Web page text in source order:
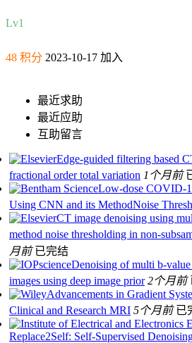
Lv1
48 积分 2023-10-17 加入
最近求助
最近应助
互助留言
Edge-guided filtering based
fractional order total variation 1个月前
Low-dose COVID-
Using CNN and its MethodNoise
CT image denoising using
method noise thresholding in non-
月前 已完结
Denoising of multi b-
images using deep image prior 2个月前
Advancements in Gradient
Clinical and Research MRI 5个月前 已
Replace2Self: Self-Supervised